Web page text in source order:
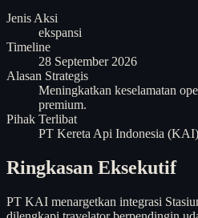
Jenis Aksi
ekspansi
Timeline
28 September 2026
Alasan Strategis
Meningkatkan keselamatan
premium.
Pihak Terlibat
PT Kereta Api Indonesia (KAI)
Ringkasan Eksekutif
PT KAI menargetkan integrasi